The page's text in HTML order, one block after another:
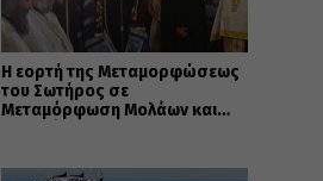
Η εορτή της Μεταμορφώσεως
του Σωτήρος σε
Μεταμόρφωση Μολάων και